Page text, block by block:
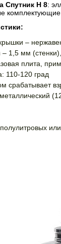
Спутник Н 8:
комплектующие
–
– 1,5 мм
плита,
110-120 град
срабатывает